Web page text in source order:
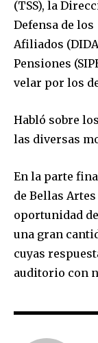
(TSS), la
Defensa de los
Afiliados
Pensiones
velar por los
Habló sobre
las diversas
En la parte
de Bellas
oportunidad
una gran
cuyas
auditorio con